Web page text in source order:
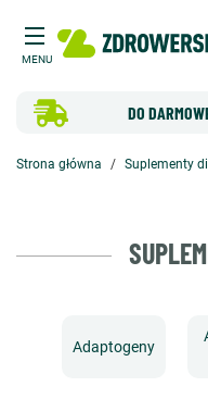
MENU
DO
Strona główna Suplementy
Adaptogeny